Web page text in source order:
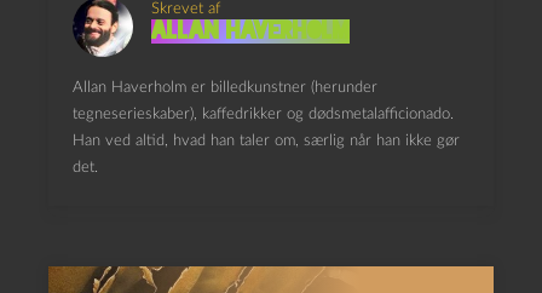
Skrevet af
Allan Haverholm
Allan Haverholm er billedkunstner (herunder
tegneserieskaber), kaffedrikker og dødsmetalafficionado.
Han ved altid, hvad han taler om, særlig når han ikke gør
det.